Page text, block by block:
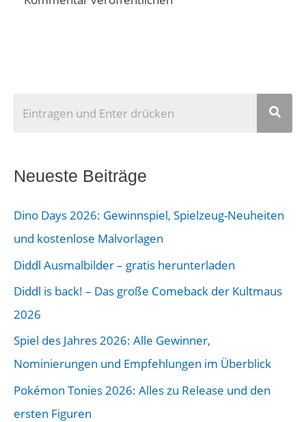
Neueste Beiträge
Dino Days 2026: Gewinnspiel, Spielzeug-Neuheiten
und kostenlose Malvorlagen
Diddl Ausmalbilder – gratis herunterladen
Diddl is back! – Das große Comeback der Kultmaus
2026
Spiel des Jahres 2026: Alle Gewinner,
Nominierungen und Empfehlungen im Überblick
Pokémon Tonies 2026: Alles zu Release und den
ersten Figuren
e
B
e
i
t
r
a
g
s